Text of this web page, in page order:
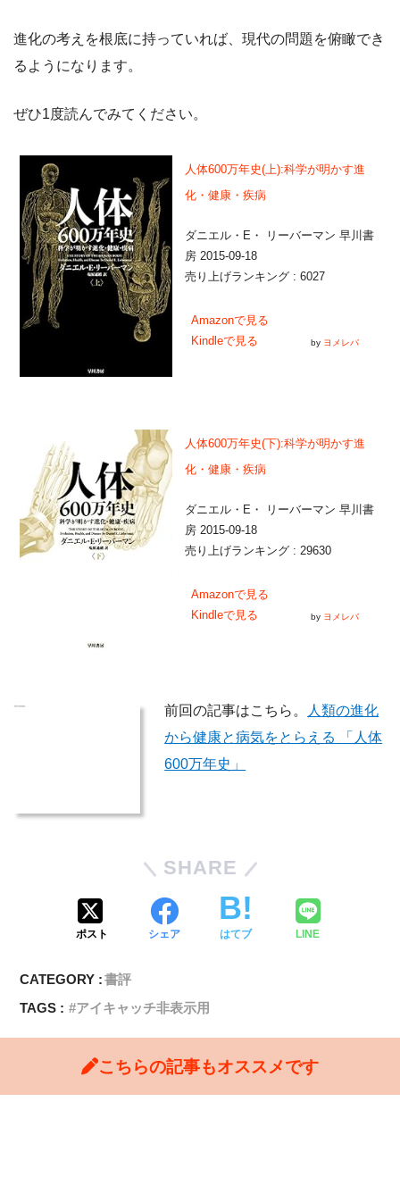
進化の考えを根底に持っていれば、現代の問題を俯瞰でき
るようになります。
ぜひ1度読んでみてください。
人体600万年史(上):科学が明かす進
化・健康・疾病
ダニエル・E・ リーバーマン 早川書
房 2015-09-18
売り上げランキング : 6027
Amazonで見る
Kindleで見る
by ヨメレバ
人体600万年史(下):科学が明かす進
化・健康・疾病
ダニエル・E・ リーバーマン 早川書
房 2015-09-18
売り上げランキング : 29630
Amazonで見る
Kindleで見る
by ヨメレバ
前回の記事はこちら。
人類の進化
から健康と病気をとらえる 「人体
600万年史」
SHARE
ポスト シェア はてブ LINE
CATEGORY :書評
TAGS :
アイキャッチ非表示用
こちらの記事もオススメです